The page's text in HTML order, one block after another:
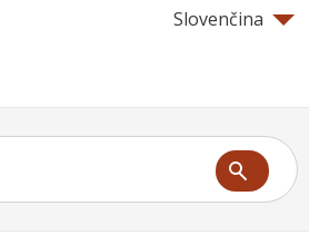
Slovenčina